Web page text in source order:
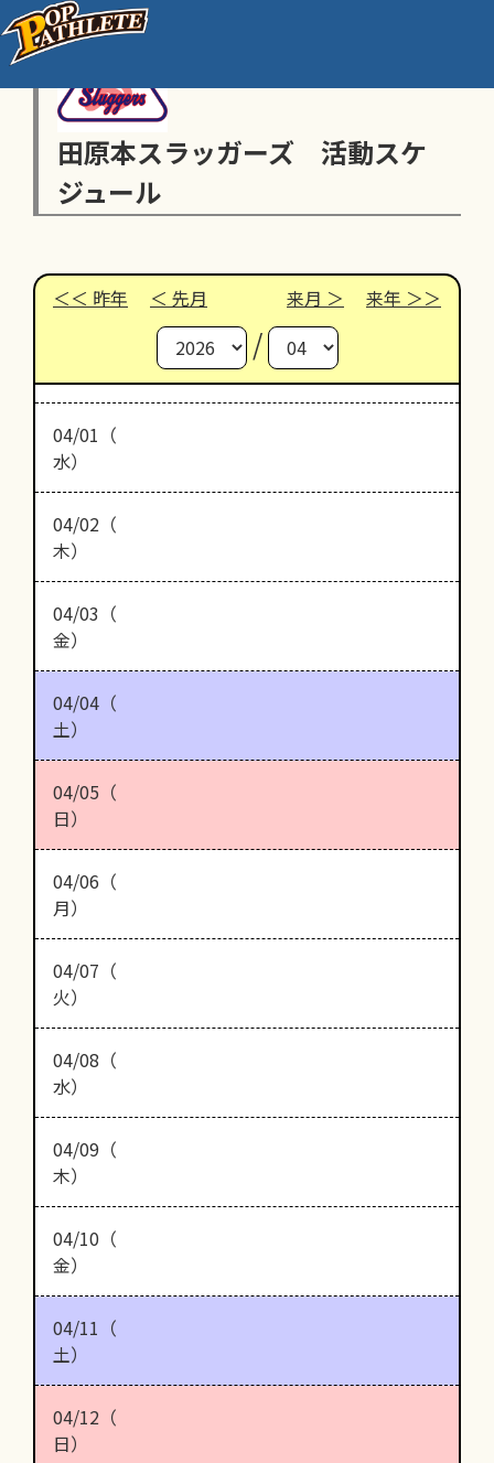
田原本スラッガーズ 活動スケ
ジュール
昨年 先月 来月 来年
/
04/01（
水）
04/02（
木）
04/03（
金）
04/04（
土）
04/05（
日）
04/06（
月）
04/07（
火）
04/08（
水）
04/09（
木）
04/10（
金）
04/11（
土）
04/12（
日）